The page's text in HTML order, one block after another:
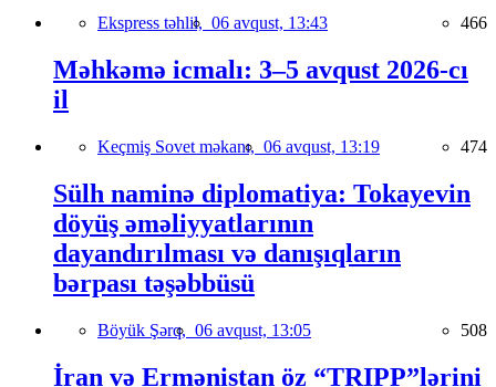
Ekspress təhlil, 06 avqust, 13:43 466
Məhkəmə icmalı: 3–5 avqust 2026-cı
il
Keçmiş Sovet məkanı, 06 avqust, 13:19 474
Sülh naminə diplomatiya: Tokayevin
döyüş əməliyyatlarının
dayandırılması və danışıqların
bərpası təşəbbüsü
Böyük Şərq, 06 avqust, 13:05 508
İran və Ermənistan öz “TRIPP”lərini